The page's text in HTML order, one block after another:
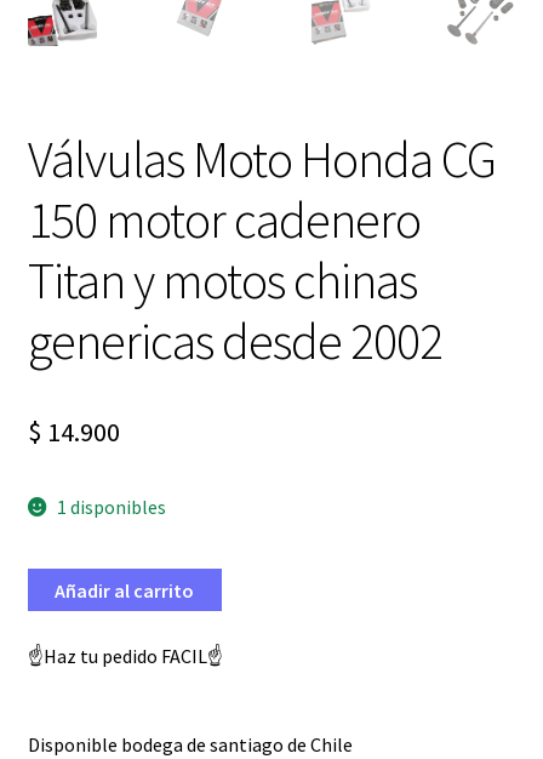
Válvulas Moto Honda CG
150 motor cadenero
Titan y motos chinas
genericas desde 2002
$ 14.900
1 disponibles
Añadir al carrito
☝️Haz tu pedido FACIL☝️
Disponible bodega de santiago de Chile